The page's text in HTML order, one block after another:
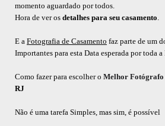
momento aguardado por todos.
Hora de ver os detalhes para seu casamento
E a Fotografia de Casamento faz parte de um
Importantes para esta Data esperada por toda
Como fazer para escolher o Melhor Fotógrafo
RJ
Não é uma tarefa Simples, mas sim, é possível